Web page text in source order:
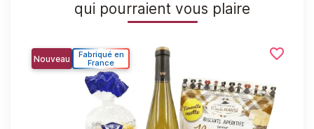
qui pourraient vous plaire
Nouveau
Fabriqué en
France
favorite_border